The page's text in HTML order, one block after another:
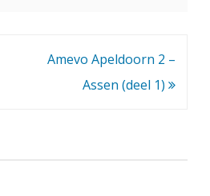
Amevo Apeldoorn 2 –
Assen (deel 1)